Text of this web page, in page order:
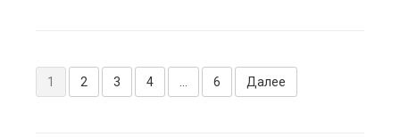
Навигация
1 2 3 4 … 6 Далее